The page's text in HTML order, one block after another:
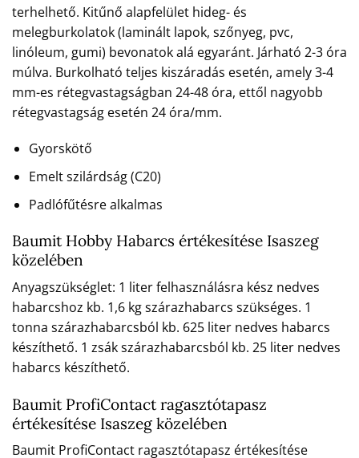
terhelhető. Kitűnő alapfelület hideg- és
melegburkolatok (laminált lapok, szőnyeg, pvc,
linóleum, gumi) bevonatok alá egyaránt. Járható 2-3 óra
múlva. Burkolható teljes kiszáradás esetén, amely 3-4
mm-es rétegvastagságban 24-48 óra, ettől nagyobb
rétegvastagság esetén 24 óra/mm.
Gyorskötő
Emelt szilárdság (C20)
Padlófűtésre alkalmas
Baumit Hobby Habarcs értékesítése Isaszeg
közelében
Anyagszükséglet: 1 liter felhasználásra kész nedves
habarcshoz kb. 1,6 kg szárazhabarcs szükséges. 1
tonna szárazhabarcsból kb. 625 liter nedves habarcs
készíthető. 1 zsák szárazhabarcsból kb. 25 liter nedves
habarcs készíthető.
Baumit ProfiContact ragasztótapasz
értékesítése Isaszeg közelében
Baumit ProfiContact ragasztótapasz értékesítése